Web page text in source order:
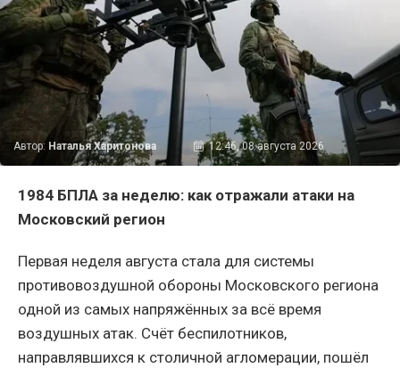
Автор: Наталья Харитонова 12:46, 08 августа 2026
1984 БПЛА за неделю: как отражали атаки на
Московский регион
Первая неделя августа стала для системы
противовоздушной обороны Московского региона
одной из самых напряжённых за всё время
воздушных атак. Счёт беспилотников,
направлявшихся к столичной агломерации, пошёл